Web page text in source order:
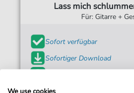
Lass mich
Für: Gitarre +
Sofort verfügbar
Sofortiger Download
We use cookies